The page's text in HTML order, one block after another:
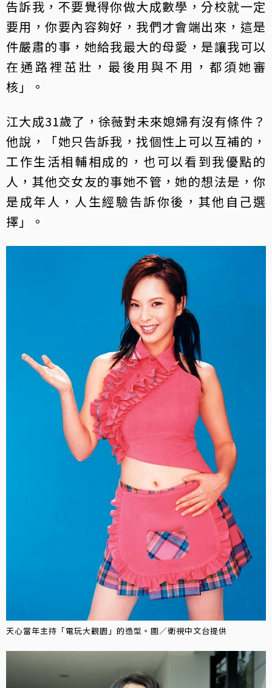
告訴我，不要覺得你做大成數學，分校就一定
要用，你要內容夠好，我們才會端出來，這是
件嚴肅的事，她給我最大的母愛，是讓我可以
在通路裡茁壯，最後用與不用，都須她審
核」。
江大成31歲了，徐薇對未來媳婦有沒有條件？
他說，「她只告訴我，找個性上可以互補的，
工作生活相輔相成的，也可以看到我優點的
人，其他交女友的事她不管，她的想法是，你
是成年人，人生經驗告訴你後，其他自己選
擇」。
天心當年主持「電玩大觀園」的造型。圖／衛視中文台提供